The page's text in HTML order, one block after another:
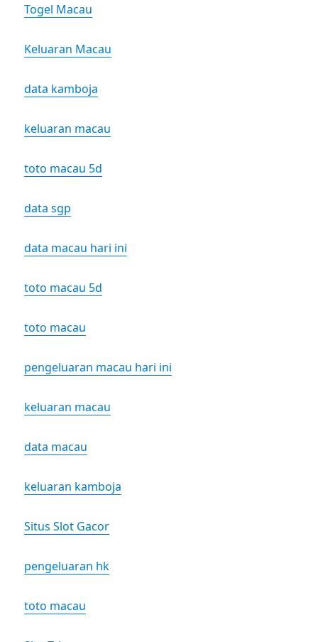
Togel Macau
Keluaran Macau
data kamboja
keluaran macau
toto macau 5d
data sgp
data macau hari ini
toto macau 5d
toto macau
pengeluaran macau hari ini
keluaran macau
data macau
keluaran kamboja
Situs Slot Gacor
pengeluaran hk
toto macau